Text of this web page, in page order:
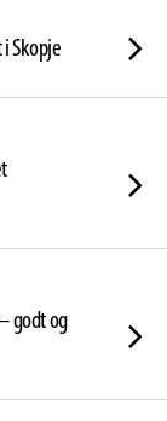
Skopje
godt og